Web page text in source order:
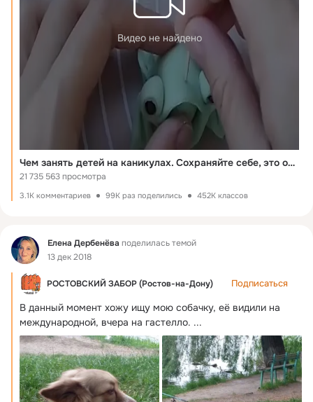
Видео не найдено
Чем занять детей на каникулах. Сохраняйте себе, это очень прикольно)
21 735 563 просмотра
3.1K комментариев 99K раз поделились 452K классов
Фид Елена Дербенёва поделилась темой
13 дек 2018
РОСТОВСКИЙ ЗАБОР (Ростов-на-Дону) Подписаться
В данный момент хожу ищу мою собачку, её видили на
международной, вчера на гастелло. ...